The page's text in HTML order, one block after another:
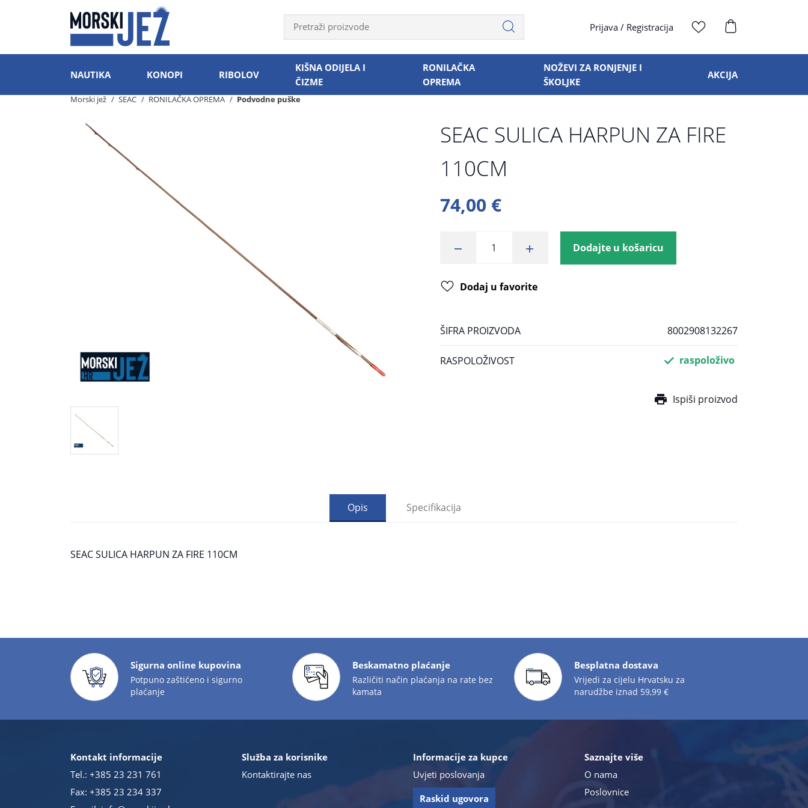
Prijava / Registracija
NAUTIKA KONOPI RIBOLOV
KIŠNA ODIJELA I
ČIZME
RONILAČKA
OPREMA
NOŽEVI ZA RONJENJE I
ŠKOLJKE
AKCIJA
Morski jež SEAC RONILAČKA OPREMA Podvodne puške
SEAC SULICA HARPUN ZA FIRE
110CM
74,00 €
Dodajte u košaricu
Dodaj u favorite
ŠIFRA PROIZVODA 8002908132267
RASPOLOŽIVOST raspoloživo
Ispiši proizvod
Opis Specifikacija
SEAC SULICA HARPUN ZA FIRE 110CM
Sigurna online kupovina
Potpuno zaštićeno i sigurno
plaćanje
Beskamatno plaćanje
Različiti način plaćanja na rate bez
kamata
Besplatna dostava
Vrijedi za cijelu Hrvatsku za
narudžbe iznad 59,99 €
Kontakt informacije
Tel.: +385 23 231 761
Fax: +385 23 234 337
Služba za korisnike
Kontaktirajte nas
Informacije za kupce
Uvjeti poslovanja
Raskid ugovora
Saznajte više
O nama
Poslovnice